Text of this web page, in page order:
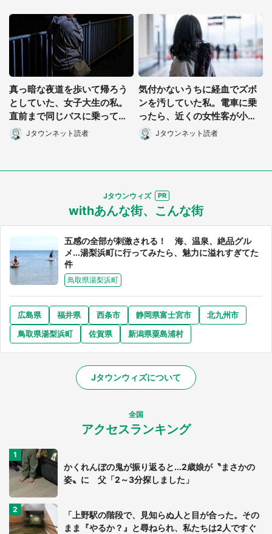
真っ暗な夜道を歩いて帰ろう
としていた、女子大生の私。
直前まで同じバスに乗ってた
男性に声をかけられて(長野
県・50代女性)
Jタウンネット読者
気付かないうちに経血でズボ
ンを汚していた私。電車に乗
ったら、近くの女性客が小さ
な声で(千葉県・10代女性)
Jタウンネット読者
Jタウンウィズ
withあんな街、こんな街
五感の全部が刺激される！ 海、温泉、絶品グル
メ...湯梨浜町に行ってみたら、魅力に溢れすぎてた
件
鳥取県湯梨浜町
広島県 福井県 西条市 静岡県富士宮市
北九州市
鳥取県湯梨浜町
佐賀県 新潟県粟島浦村
Jタウンウィズについて
全国
アクセスランキング
かくれんぼの鬼が振り返ると...2歳娘が〝まさかの
姿〟に 父「2～3分探しました」
「上野駅の階段で、見知らぬ人と目が合った。その
まま『やるか？』と尋ねられ、私たちは2人ですぐ